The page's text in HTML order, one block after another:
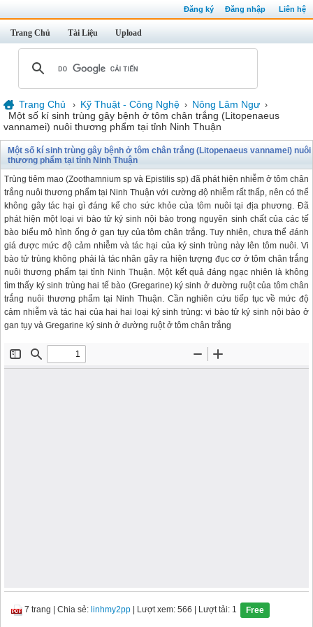
Đăng ký Đăng nhập Liên hệ
Trang Chủ Tài Liệu Upload
Trang Chủ › Kỹ Thuật - Công Nghệ › Nông Lâm Ngư ›
Một số kí sinh trùng gây bệnh ở tôm chân trắng (Litopenaeus
vannamei) nuôi thương phẩm tại tỉnh Ninh Thuận
Một số kí sinh trùng gây bệnh ở tôm chân trắng (Litopenaeus vannamei) nuôi
thương phẩm tại tỉnh Ninh Thuận
Trùng tiêm mao (Zoothamnium sp và Epistilis sp) đã phát hiện nhiễm ở tôm chân
trắng nuôi thương phẩm tại Ninh Thuận với cường độ nhiễm rất thấp, nên có thể
không gây tác hại gì đáng kể cho sức khỏe của tôm nuôi tại địa phương. Đã
phát hiện một loại vi bào tử ký sinh nội bào trong nguyên sinh chất của các tế
bào biểu mô hình ống ở gan tụy của tôm chân trắng. Tuy nhiên, chưa thể đánh
giá được mức độ cảm nhiễm và tác hại của ký sinh trùng này lên tôm nuôi. Vi
bào tử trùng không phải là tác nhân gây ra hiện tượng đục cơ ở tôm chân trắng
nuôi thương phẩm tại tỉnh Ninh Thuận. Một kết quả đáng ngạc nhiên là không
tìm thấy ký sinh trùng hai tế bào (Gregarine) ký sinh ở đường ruột của tôm chân
trắng nuôi thương phẩm tại Ninh Thuận. Cần nghiên cứu tiếp tục về mức độ
cảm nhiễm và tác hại của hai hai loại ký sinh trùng: vi bào tử ký sinh nội bào ở
gan tụy và Gregarine ký sinh ở đường ruột ở tôm chân trắng
7 trang Chia sẻ: linhmy2pp | Lượt xem: 566 | Lượt tải: 1 Free